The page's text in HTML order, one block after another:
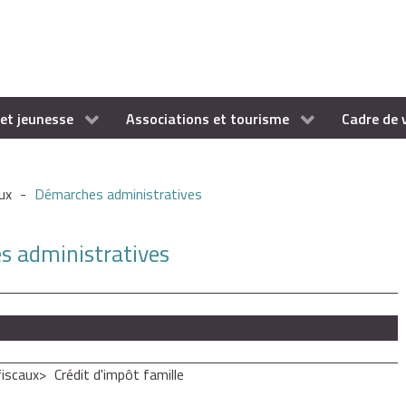
jeunesse Associations et tourisme Cadre de
- Démarches administratives
administratives
Crédit d'impôt famille